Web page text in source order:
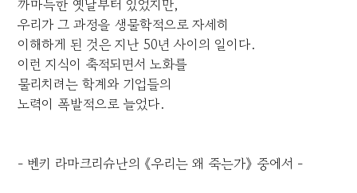
까마득한 옛날부터 있었지만,
우리가 그 과정을 생물학적으로 자세히
이해하게 된 것은 지난 50년 사이의 일이다.
이런 지식이 축적되면서 노화를
물리치려는 학계와 기업들의
노력이 폭발적으로 늘었다.
- 벤키 라마크리슈난의 《우리는 왜 죽는가》 중에서 -